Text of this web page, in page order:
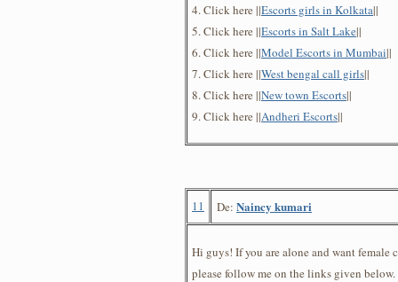
4. Click here ||Escorts girls in Kolkata||
5. Click here ||Escorts in Salt Lake||
6. Click here ||Model Escorts in Mumbai||
7. Click here ||West bengal call girls||
8. Click here ||New town Escorts||
9. Click here ||Andheri Escorts||
11 De: Naincy kumari
Hi guys! If you are alone and want female
please follow me on the links given